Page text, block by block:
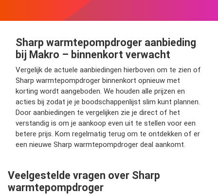
Sharp warmtepompdroger aanbieding
bij Makro – binnenkort verwacht
Vergelijk de actuele aanbiedingen hierboven om te zien of
Sharp warmtepompdroger binnenkort opnieuw met
korting wordt aangeboden. We houden alle prijzen en
acties bij zodat je je boodschappenlijst slim kunt plannen.
Door aanbiedingen te vergelijken zie je direct of het
verstandig is om je aankoop even uit te stellen voor een
betere prijs. Kom regelmatig terug om te ontdekken of er
een nieuwe Sharp warmtepompdroger deal aankomt.
Veelgestelde vragen over Sharp
warmtepompdroger